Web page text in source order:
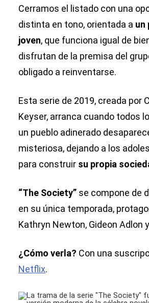
Cerramos el listado con una
distinta en tono, orientada a un
joven, que funciona igual de
disfrutan de la premisa del
obligado a reinventarse.
Esta serie de 2019, creada por
Keyser, arranca cuando todos
un pueblo adinerado
misteriosa, dejando a los
para construir su propia
“The Society” se compone de
en su única temporada,
Kathryn Newton, Gideon Adlon
¿Cómo verla? Con una
Netflix.